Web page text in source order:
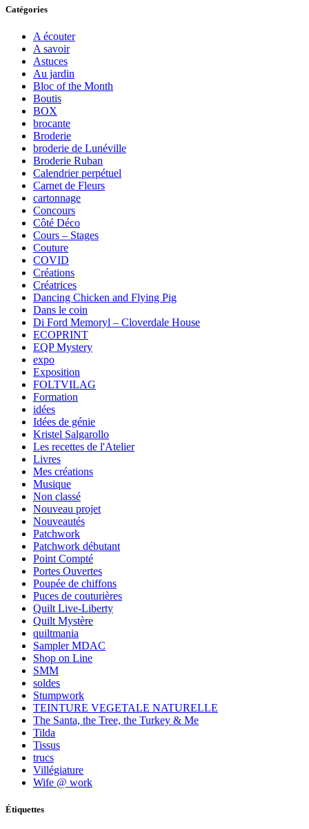
Catégories
A écouter
A savoir
Astuces
Au jardin
Bloc of the Month
Boutis
BOX
brocante
Broderie
broderie de Lunéville
Broderie Ruban
Calendrier perpétuel
Carnet de Fleurs
cartonnage
Concours
Côté Déco
Cours – Stages
Couture
COVID
Créations
Créatrices
Dancing Chicken and Flying Pig
Dans le coin
Di Ford Memoryl – Cloverdale House
ECOPRINT
EQP Mystery
expo
Exposition
FOLTVILAG
Formation
idées
Idées de génie
Kristel Salgarollo
Les recettes de l'Atelier
Livres
Mes créations
Musique
Non classé
Nouveau projet
Nouveautés
Patchwork
Patchwork débutant
Point Compté
Portes Ouvertes
Poupée de chiffons
Puces de couturières
Quilt Live-Liberty
Quilt Mystère
quiltmania
Sampler MDAC
Shop on Line
SMM
soldes
Stumpwork
TEINTURE VEGETALE NATURELLE
The Santa, the Tree, the Turkey & Me
Tilda
Tissus
trucs
Villégiature
Wife @ work
Étiquettes